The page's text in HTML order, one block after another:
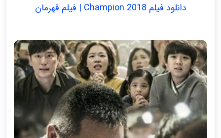
دانلود فیلم Champion 2018 | فیلم قهرمان